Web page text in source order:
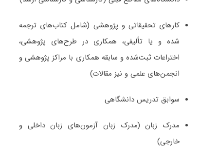
کارهای تحقیقاتی و پژوهشی (شامل کتاب‌های ترجمه­‌
شده و یا تألیفی، همکاری در طرح‌های پژوهشی،
اختراعات ثبت‌­شده و سابقه همکاری با مراکز پژوهشی و
انجمن‌های علمی و نیز مقالات)
سوابق تدریس دانشگاهی
مدرک زبان (مدرک زبان آزمون‌های زبان داخلی و
خارجی)